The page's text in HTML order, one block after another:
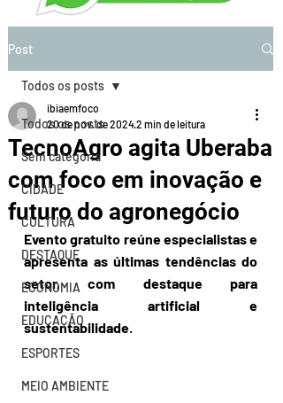
Post
Todos os posts
Sem categoria
CIDADE
CULTURA
DESTAQUE
ECONOMIA
EDUCAÇÃO
ESPORTES
MEIO AMBIENTE
Todos os posts
TecnoAgro agita Uberaba
com foco em inovação e
futuro do agronegócio
ibiaemfoco
20 de nov. de 20242 min de leitura
Evento gratuito reúne especialistas e
apresenta as últimas tendências do
setor, com destaque para
inteligência artificial e
sustentabilidade.